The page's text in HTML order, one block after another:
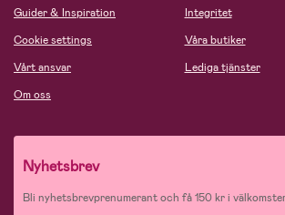
Guider & Inspiration
Cookie settings
Vårt ansvar
Om oss
Integritet
Våra butiker
Lediga tjänster
Nyhetsbrev
Bli nyhetsbrevprenumerant och få 150 kr i